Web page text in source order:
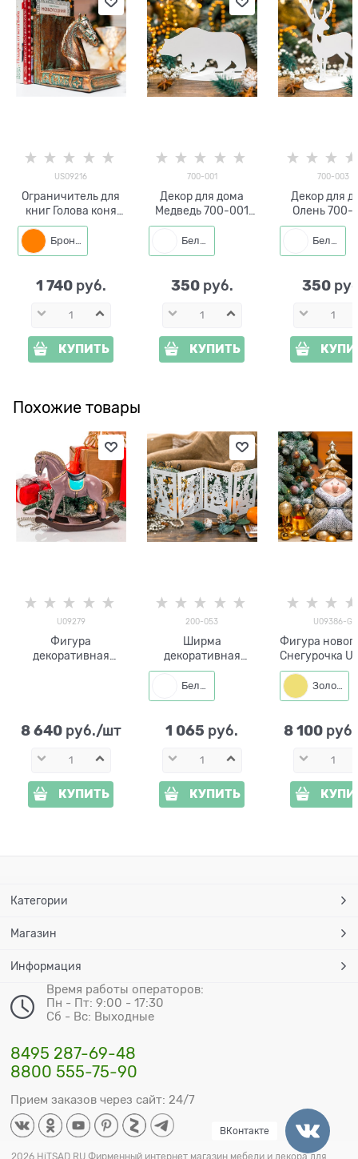
US09216
Ограничитель для
книг Голова коня
малая US09216
полистоун
Бронза
1 740 руб.
КУПИТЬ
700-001
Декор для дома
Медведь 700-001
металл
Белый
350 руб.
КУПИТЬ
700-003
Декор для
Олень 700-
металл
Белый
350
Похожие товары
U09279
Фигура
декоративная
8 640 руб./шт
КУПИТЬ
200-053
Ширма
декоративная
металлическая
Белый
1 065 руб.
КУПИТЬ
U09386-G
Фигура
Снегурочка
полистоун
Золото
8 100
Категории
Магазин
Информация
Время работы операторов:
Пн - Пт: 9:00 - 17:30
Сб - Вс: Выходные
8495 287-69-48
8800 555-75-90
Прием заказов через сайт: 24/7
2026 HiTSAD.RU Фирменный интернет магазин мебели и декора для
ВКонтакте